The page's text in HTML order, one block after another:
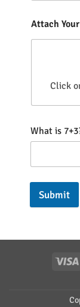
Attach
Click
What is
Submit